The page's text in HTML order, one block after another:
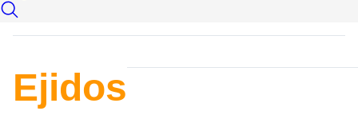
Ejidos